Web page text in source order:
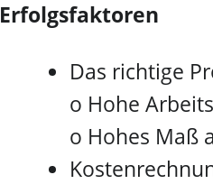
Erfolgsfaktoren
Das richtige
o Hohe
o Hohes Maß